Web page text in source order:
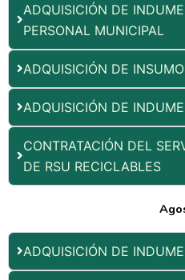
ADQUISICIÓN DE
PERSONAL MUNICIPAL
ADQUISICIÓN DE
ADQUISICIÓN DE
CONTRATACIÓN DEL
DE RSU RECICLABLES
ADQUISICIÓN DE